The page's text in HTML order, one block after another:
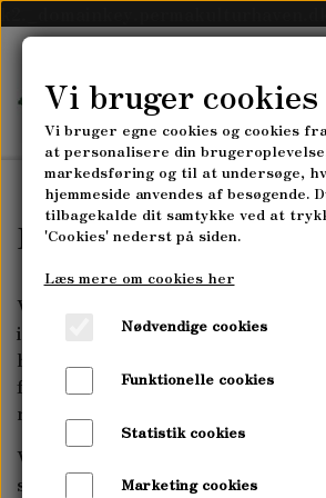
FORSIDE
PLANTESKOLENS
KURSER
PERMAKULTUR- &
Langhårede
Vores langhårede lammeskind er
indbyder til hygge, afslapning og
hvor skindet kan ses! De lange hår
forskellige farver og alle skind er
naturlige variationer.
Vi er selv vilde med langhårede
stole, sofaen, bænk og lænestol! Vi
Vi bruger cookies
Vi bruger egne cookies og cookies
at personalisere din
markedsføring og til at undersøge,
hjemmeside anvendes af besøgende.
tilbagekalde dit samtykke ved at
'Cookies' nederst på siden.
Læs mere om cookies her
Nødvendige cookies
Funktionelle cookies
Statistik cookies
Marketing cookies